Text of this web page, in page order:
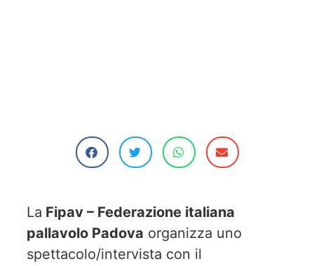
La Fipav – Federazione italiana
pallavolo Padova organizza uno
spettacolo/intervista con il